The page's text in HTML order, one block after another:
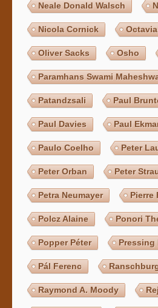
Neale Donald Walsch
Nicola Cornick
Oliver Sacks Osho
Paramhans Swami
Patandzsali Paul
Paul Davies Paul
Paulo Coelho Peter
Peter Orban Peter
Petra Neumayer Pierre
Polcz Alaine Ponori
Popper Péter Pressing
Pál Ferenc
Raymond A. Moody